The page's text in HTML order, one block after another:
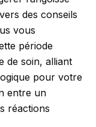
des conseils
vous
période
de soin, alliant
pour votre
entre un
réactions